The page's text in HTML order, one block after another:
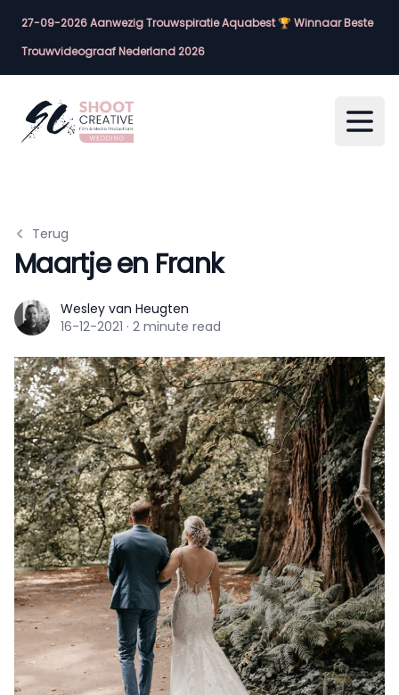
27-09-2026 Aanwezig Trouwspiratie Aquabest 🏆 Winnaar Beste
Trouwvideograaf Nederland 2026
Terug
Maartje en Frank
Wesley van Heugten
Wesley van Heugten
16-12-2021 · 2 minute read